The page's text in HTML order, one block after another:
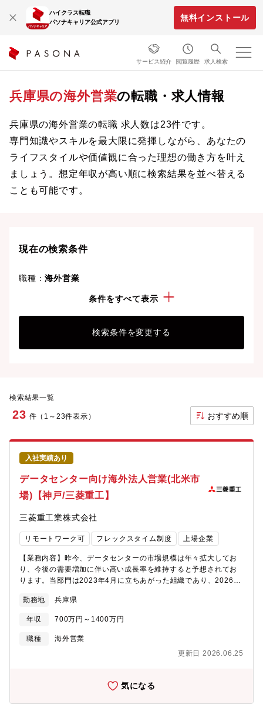
ハイクラス転職
パソナキャリア公式アプリ
無料インストール
サービス紹介 閲覧履歴 求人検索
兵庫県の海外営業の転職・求人情報
兵庫県の海外営業の転職 求人数は23件です。
専門知識やスキルを最大限に発揮しながら、あなたの
ライフスタイルや価値観に合った理想の働き方を叶え
ましょう。想定年収が高い順に検索結果を並べ替える
ことも可能です。
現在の検索条件
職種：海外営業
条件をすべて表示
検索条件を変更する
検索結果一覧
23 件（1～23件表示） おすすめ順
入社実績あり
データセンター向け海外法人営業(北米市
場)【神戸/三菱重工】
三菱重工業株式会社
リモートワーク可 フレックスタイム制度 上場企業
【業務内容】昨今、データセンターの市場規模は年々拡大してお
り、今後の需要増加に伴い高い成長率を維持すると予想されてお
ります。当部門は2023年4月に立ちあがった組織であり、2026年
参画いたしました。当社の「成長戦略（新規事業開発）」を担う
組織から、初めて独立・事業部化を実現した組織です。当部門は
データセンター事業の基盤を創り、推進していくフェーズにあ
り、 事業をさらに次のフェーズへ進めるために本ポジションでは
却・電源・統合制御ソリューション）における以下のいずれか、
運営、共同での事業開発活動■業界トッププレーヤーとの提携、共
同事業開発■海外営業（受注営業、プロジェクト遂行営業）■プロ
ジェクト案件の見積・コスト管理、プロポーザル・契約交渉支援
勤務地 兵庫県
年収 700万円～1400万円
職種
海外営業
更新日 2026.06.25
気になる